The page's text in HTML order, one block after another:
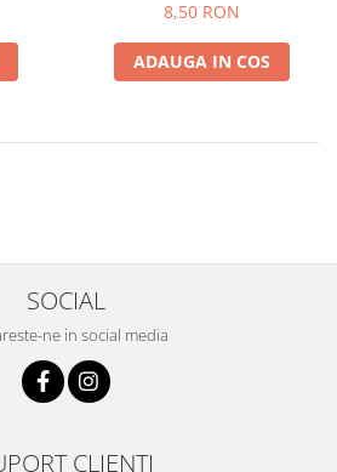
8,50 RON
ADAUGA IN COS
SOCIAL
ne in social media
CLIENTI